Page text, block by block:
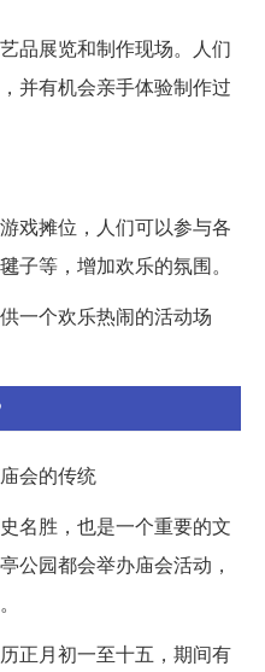
品展览和制作现场。人们
并有机会亲手体验制作过
戏摊位，人们可以参与各
子等，增加欢乐的氛围。
一个欢乐热闹的活动场
会的传统
名胜，也是一个重要的文
公园都会举办庙会活动，
正月初一至十五，期间有